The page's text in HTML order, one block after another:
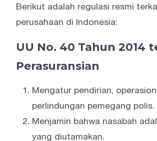
Berikut adalah regulasi resmi
perusahaan di Indonesia:
UU No. 40 Tahun 2014
Perasuransian
Mengatur pendirian,
perlindungan pemegang polis.
Menjamin bahwa nasabah
yang diutamakan.